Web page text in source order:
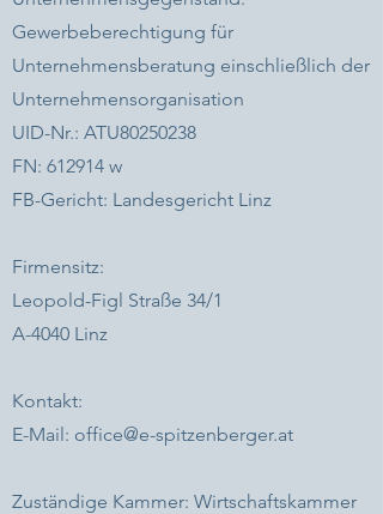
Gewerbeberechtigung für
Unternehmensberatung einschließlich der
Unternehmensorganisation
UID-Nr.: ATU80250238
FN: 612914 w
FB-Gericht: Landesgericht Linz
Firmensitz:
Leopold-Figl Straße 34/1
A-4040 Linz
Kontakt:
E-Mail: office@e-spitzenberger.at
Zuständige Kammer: Wirtschaftskammer